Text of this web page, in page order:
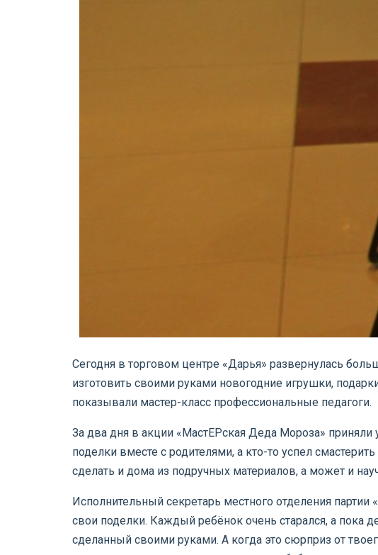
Сегодня в торговом центре «Дарья» развернулась
изготовить своими руками новогодние игрушки,
показывали мастер-класс профессиональные педагоги.
За два дня в акции «МастЕРская Деда Мороза»
поделки вместе с родителями, а кто-то успел
сделать и дома из подручных материалов, а может и
Исполнительный секретарь местного отделения
свои поделки. Каждый ребёнок очень старался, а пока
сделанный своими руками. А когда это сюрприз от